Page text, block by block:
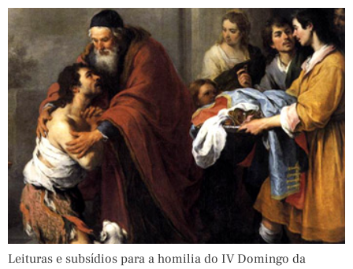
Leituras e subsídios para a homilia do IV Domingo da